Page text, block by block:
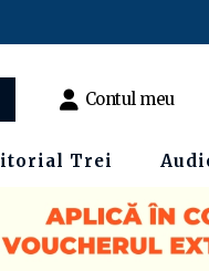
Contul meu
Trei